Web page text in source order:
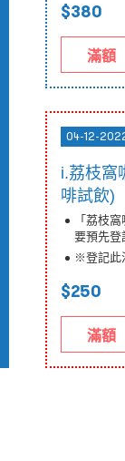
$380
滿額
04-12-
i.荔枝窩
啡試飲)
「荔枝
要預先登
※登記此
$250
滿額